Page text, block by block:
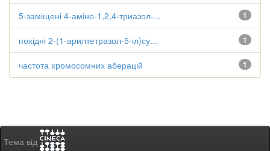
1
5-заміщені 4-аміно-1,2,4-триазол-...
1
похідні 2-(1-арилтетразол-5-іл)су...
1
частота хромосомних аберацій
Тема від